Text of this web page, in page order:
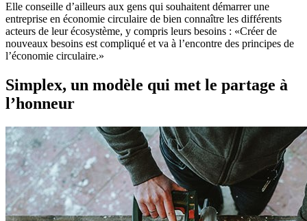
Elle conseille d’ailleurs aux gens qui souhaitent démarrer une
entreprise en économie circulaire de bien connaître les différents
acteurs de leur écosystème, y compris leurs besoins : «Créer de
nouveaux besoins est compliqué et va à l’encontre des principes de
l’économie circulaire.»
Simplex, un modèle qui met le partage à
l’honneur